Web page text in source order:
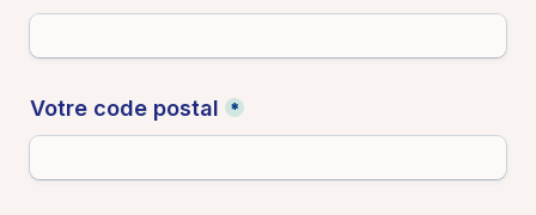
Votre code postal *